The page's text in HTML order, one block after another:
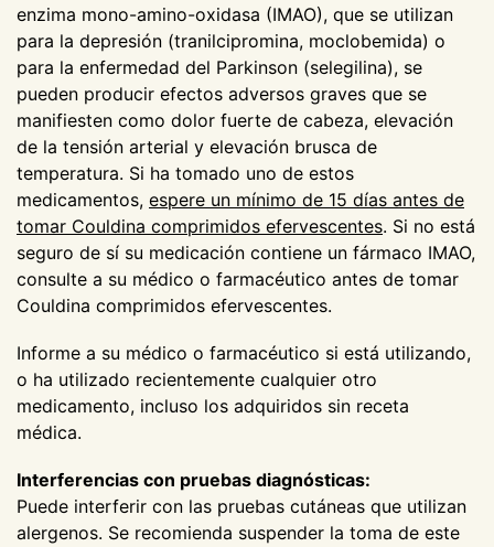
enzima mono-amino-oxidasa (IMAO), que se utilizan
para la depresión (tranilcipromina, moclobemida) o
para la enfermedad del Parkinson (selegilina), se
pueden producir efectos adversos graves que se
manifiesten como dolor fuerte de cabeza, elevación
de la tensión arterial y elevación brusca de
temperatura. Si ha tomado uno de estos
medicamentos, espere un mínimo de 15 días antes de
tomar Couldina comprimidos efervescentes. Si no está
seguro de sí su medicación contiene un fármaco IMAO,
consulte a su médico o farmacéutico antes de tomar
Couldina comprimidos efervescentes.
Informe a su médico o farmacéutico si está utilizando,
o ha utilizado recientemente cualquier otro
medicamento, incluso los adquiridos sin receta
médica.
Interferencias con pruebas diagnósticas:
Puede interferir con las pruebas cutáneas que utilizan
alergenos. Se recomienda suspender la toma de este